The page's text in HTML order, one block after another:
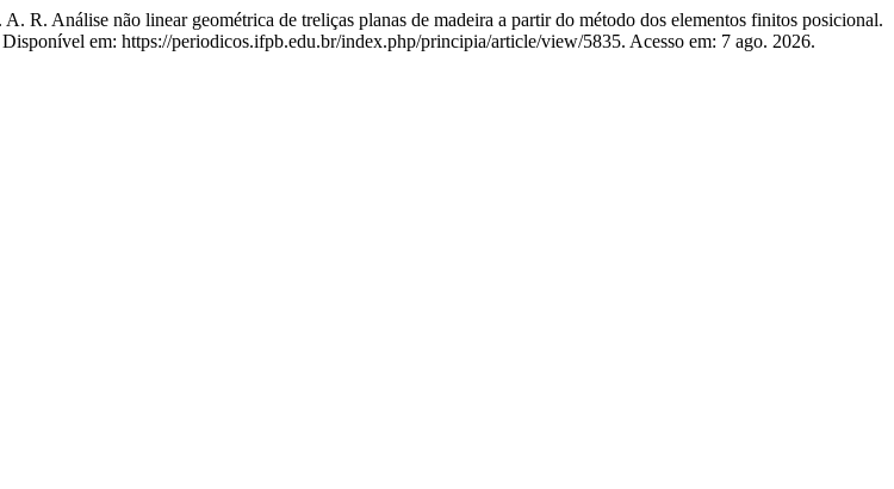
não linear geométrica de treliças planas de madeira a partir do método dos elementos finitos posicional.
em: https://periodicos.ifpb.edu.br/index.php/principia/article/view/5835. Acesso em: 7 ago. 2026.